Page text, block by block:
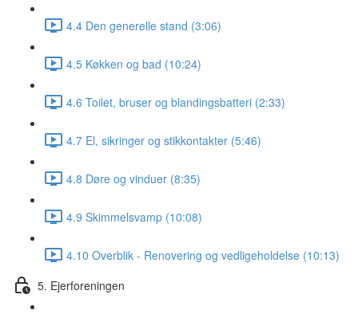
4.4 Den generelle stand (3:06)
4.5 Køkken og bad (10:24)
4.6 Toilet, bruser og blandingsbatteri (2:33)
4.7 El, sikringer og stikkontakter (5:46)
4.8 Døre og vinduer (8:35)
4.9 Skimmelsvamp (10:08)
4.10 Overblik - Renovering og vedligeholdelse (10:13)
5. Ejerforeningen